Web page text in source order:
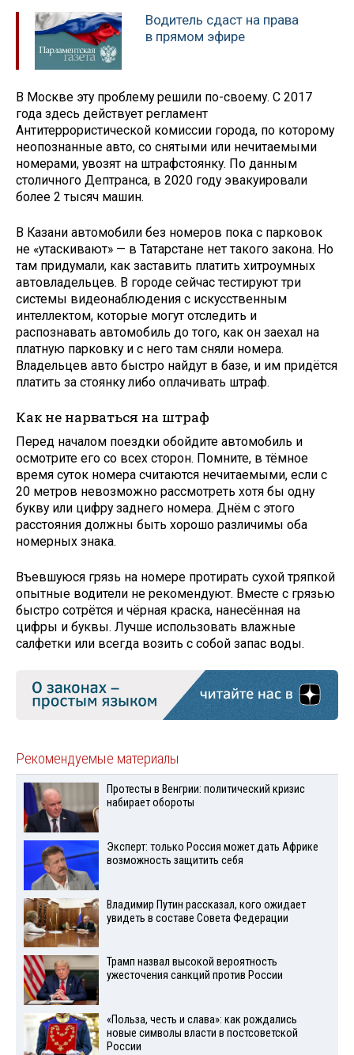
Водитель сдаст на права
в прямом эфире
В Москве эту проблему решили по-своему. С 2017
года здесь действует регламент
Антитеррористической комиссии города, по которому
неопознанные авто, со снятыми или нечитаемыми
номерами, увозят на штрафстоянку. По данным
столичного Дептранса, в 2020 году эвакуировали
более 2 тысяч машин.
В Казани автомобили без номеров пока с парковок
не «утаскивают» — в Татарстане нет такого закона. Но
там придумали, как заставить платить хитроумных
автовладельцев. В городе сейчас тестируют три
системы видеонаблюдения с искусственным
интеллектом, которые могут отследить и
распознавать автомобиль до того, как он заехал на
платную парковку и с него там сняли номера.
Владельцев авто быстро найдут в базе, и им придётся
платить за стоянку либо оплачивать штраф.
Как не нарваться на штраф
Перед началом поездки обойдите автомобиль и
осмотрите его со всех сторон. Помните, в тёмное
время суток номера считаются нечитаемыми, если с
20 метров невозможно рассмотреть хотя бы одну
букву или цифру заднего номера. Днём с этого
расстояния должны быть хорошо различимы оба
номерных знака.
Въевшуюся грязь на номере протирать сухой тряпкой
опытные водители не рекомендуют. Вместе с грязью
быстро сотрётся и чёрная краска, нанесённая на
цифры и буквы. Лучше использовать влажные
салфетки или всегда возить с собой запас воды.
Рекомендуемые материалы
Протесты в Венгрии: политический кризис
набирает обороты
Эксперт: только Россия может дать Африке
возможность защитить себя
Владимир Путин рассказал, кого ожидает
увидеть в составе Совета Федерации
Трамп назвал высокой вероятность
ужесточения санкций против России
«Польза, честь и слава»: как рождались
новые символы власти в постсоветской
России